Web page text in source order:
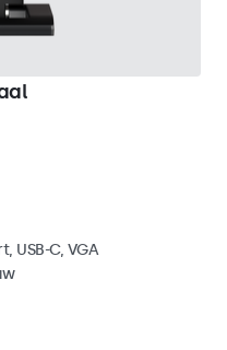
USB-C, VGA